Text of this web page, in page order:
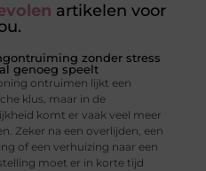
artikelen voor
zonder stress
genoeg speelt
ontruimen lijkt een
klus, maar in de
komt er vaak veel meer
Zeker na een overlijden, een
of een verhuizing naar een
moet er in korte tijd